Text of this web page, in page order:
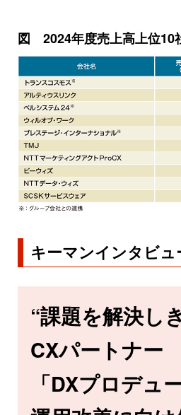
図 2024年度売上高上位10
キーマンインタビュ
“課題を解決し
CXパートナー
「DXプロデュ